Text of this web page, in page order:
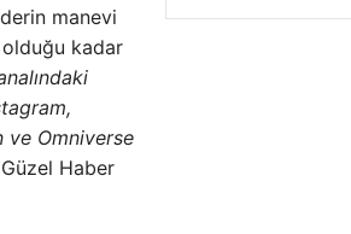
manevi
kadar
ve Omniverse
Haber